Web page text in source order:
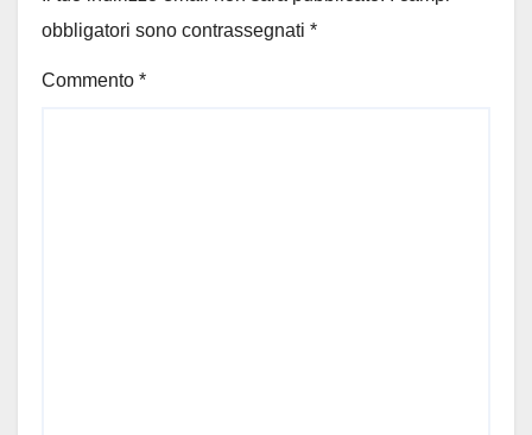
obbligatori sono contrassegnati *
Commento *